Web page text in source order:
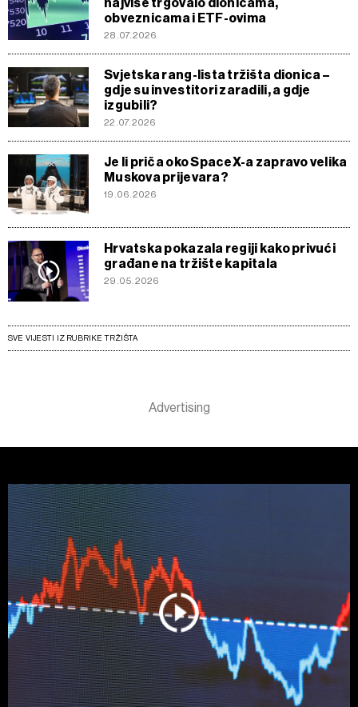
obveznicama i ETF-ovima
28.07.2026
Svjetska rang-lista tržišta dionica –
gdje su investitori zaradili, a gdje
izgubili?
22.07.2026
Je li priča oko SpaceX-a zapravo velika
Muskova prijevara?
19.06.2026
Hrvatska pokazala regiji kako privući
građane na tržište kapitala
29.05.2026
SVE VIJESTI IZ RUBRIKE TRŽIŠTA